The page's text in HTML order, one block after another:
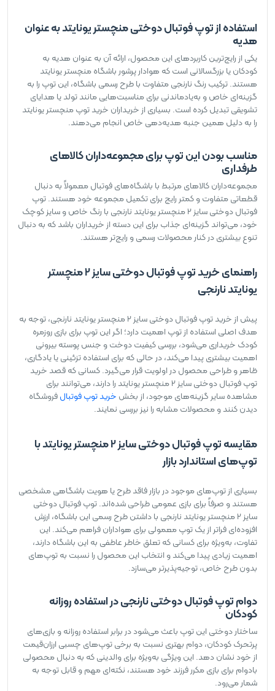
استفاده از توپ فوتبال دوختی منچستر یونایتد به عنوان
هدیه
یکی از رایج‌ترین کاربردهای این محصول، ارائه آن به عنوان هدیه به
کودکان یا بزرگسالانی است که هوادار پرشور باشگاه منچستر یونایتد
هستند. ترکیب رنگ نارنجی متفاوت با طرح رسمی باشگاه، این توپ را به
گزینه‌ای خاص و به‌یادماندنی برای مناسبت‌هایی مانند تولد یا هدایای
تشویقی تبدیل کرده است. بسیاری از خریداران خرید توپ منچستر یونایتد
را به دلیل همین جنبه هدیه‌دهی خاص انجام می‌دهند.
مناسب بودن این توپ برای مجموعه‌داران کالاهای
طرفداری
مجموعه‌داران کالاهای مرتبط با باشگاه‌های فوتبال معمولاً به دنبال
قطعاتی متفاوت و کمتر رایج برای تکمیل مجموعه خود هستند. توپ
فوتبال دوختی سایز 2 منچستر یونایتد نارنجی با رنگ خاص و سایز کوچک
خود، می‌تواند گزینه‌ای جذاب برای این دسته از خریداران باشد که به دنبال
تنوع بیشتری در کنار محصولات رسمی و رایج‌تر هستند.
راهنمای خرید توپ فوتبال دوختی سایز 2 منچستر
یونایتد نارنجی
پیش از خرید توپ فوتبال دوختی سایز 2 منچستر یونایتد نارنجی، توجه به
هدف اصلی استفاده از توپ اهمیت دارد؛ اگر این توپ برای بازی روزمره
کودک خریداری می‌شود، بررسی کیفیت دوخت و جنس پوسته بیرونی
اهمیت بیشتری پیدا می‌کند، در حالی که برای استفاده تزئینی یا یادگاری،
ظاهر و طراحی محصول در اولویت قرار می‌گیرد. کسانی که قصد خرید
توپ فوتبال دوختی سایز 2 منچستر یونایتد را دارند، می‌توانند برای
مشاهده سایر گزینه‌های موجود، از بخش خرید توپ فوتبالفروشگاه
دیدن کنند و محصولات مشابه را نیز بررسی نمایند.
مقایسه توپ فوتبال دوختی سایز 2 منچستر یونایتد با
توپ‌های استاندارد بازار
بسیاری از توپ‌های موجود در بازار فاقد طرح یا هویت باشگاهی مشخصی
هستند و صرفاً برای بازی عمومی طراحی شده‌اند. توپ فوتبال دوختی
سایز 2 منچستر یونایتد نارنجی با داشتن طرح رسمی این باشگاه، ارزش
افزوده‌ای فراتر از یک توپ معمولی برای هواداران فراهم می‌کند. این
تفاوت، به‌ویژه برای کسانی که تعلق خاطر عاطفی به این باشگاه دارند،
اهمیت زیادی پیدا می‌کند و انتخاب این محصول را نسبت به توپ‌های
بدون طرح خاص، توجیه‌پذیرتر می‌سازد.
دوام توپ فوتبال دوختی نارنجی در استفاده روزانه
کودکان
ساختار دوختی این توپ باعث می‌شود در برابر استفاده روزانه و بازی‌های
پرتحرک کودکان، دوام بهتری نسبت به برخی توپ‌های چسبی ارزان‌قیمت
از خود نشان دهد. این ویژگی به‌ویژه برای والدینی که به دنبال محصولی
بادوام برای بازی مکرر فرزند خود هستند، نکته‌ای مهم و قابل توجه به
شمار می‌رود.